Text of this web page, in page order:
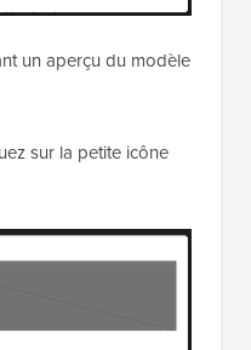
un aperçu du modèle
sur la petite icône